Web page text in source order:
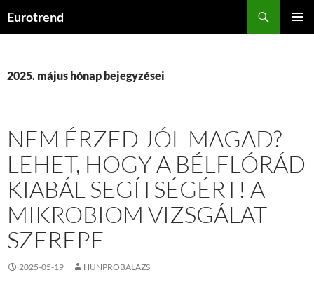
Eurotrend
2025. május hónap bejegyzései
NEM ÉRZED JÓL MAGAD?
LEHET, HOGY A BÉLFLÓRÁD
KIABÁL SEGÍTSÉGÉRT! A
MIKROBIOM VIZSGÁLAT
SZEREPE
2025-05-19 HUNPROBALAZS